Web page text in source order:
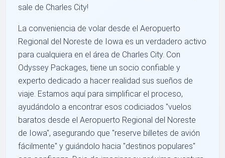
sale de Charles City!
La conveniencia de volar desde el Aeropuerto
Regional del Noreste de Iowa es un verdadero activo
para cualquiera en el área de Charles City. Con
Odyssey Packages, tiene un socio confiable y
experto dedicado a hacer realidad sus sueños de
viaje. Estamos aquí para simplificar el proceso,
ayudándolo a encontrar esos codiciados "vuelos
baratos desde el Aeropuerto Regional del Noreste
de Iowa", asegurando que "reserve billetes de avión
fácilmente" y guiándolo hacia "destinos populares"